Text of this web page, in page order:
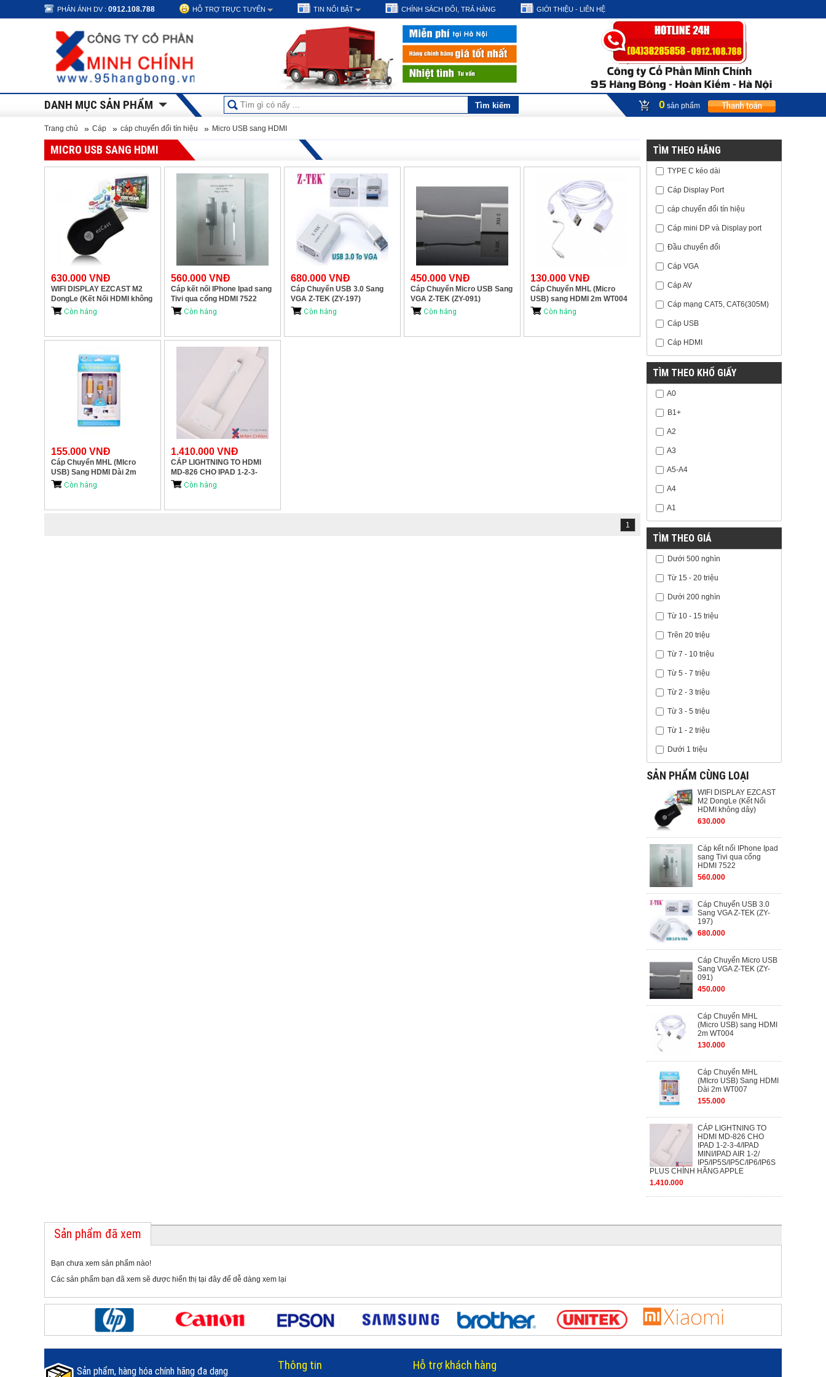
PHẢN ÁNH DV : 0912.108.788 HỖ TRỢ TRỰC TUYẾN TIN NỔI BẬT CHÍNH SÁCH ĐỔI, TRẢ HÀNG GIỚI THIỆU - LIÊN HỆ
DANH MỤC SẢN PHẨM 0 sản phẩm
Trang chủ » Cáp » cáp chuyển đổi tín hiệu » Micro USB sang HDMI
MICRO USB SANG HDMI
630.000 VNĐ
WIFI DISPLAY EZCAST M2
DongLe (Kết Nối HDMI không
dây)
560.000 VNĐ
Cáp kết nối IPhone Ipad sang
Tivi qua cổng HDMI 7522
680.000 VNĐ
Cáp Chuyển USB 3.0 Sang
VGA Z-TEK (ZY-197)
450.000 VNĐ
Cáp Chuyển Micro USB Sang
VGA Z-TEK (ZY-091)
130.000 VNĐ
Cáp Chuyển MHL (Micro
USB) sang HDMI 2m WT004
155.000 VNĐ
Cáp Chuyển MHL (MIcro
USB) Sang HDMI Dài 2m
WT007
1.410.000 VNĐ
CÁP LIGHTNING TO HDMI
MD-826 CHO IPAD 1-2-3-
4/IPAD MINI/IPAD AIR 1-2/
1
TÌM THEO HÃNG
TYPE C kéo dài
Cáp Display Port
cáp chuyển đổi tín hiệu
Cáp mini DP và Display port
Đầu chuyển đổi
Cáp VGA
Cáp AV
Cáp mạng CAT5, CAT6(305M)
Cáp USB
Cáp HDMI
TÌM THEO KHỔ GIẤY
A0
B1+
A2
A3
A5-A4
A4
A1
TÌM THEO GIÁ
Dưới 500 nghìn
Từ 15 - 20 triệu
Dưới 200 nghìn
Từ 10 - 15 triệu
Trên 20 triệu
Từ 7 - 10 triệu
Từ 5 - 7 triệu
Từ 2 - 3 triệu
Từ 3 - 5 triệu
Từ 1 - 2 triệu
Dưới 1 triệu
SẢN PHẨM CÙNG LOẠI
WIFI DISPLAY EZCAST
M2 DongLe (Kết Nối
HDMI không dây)
630.000
Cáp kết nối IPhone Ipad
sang Tivi qua cổng
HDMI 7522
560.000
Cáp Chuyển USB 3.0
Sang VGA Z-TEK (ZY-
197)
680.000
Cáp Chuyển Micro USB
Sang VGA Z-TEK (ZY-
091)
450.000
Cáp Chuyển MHL
(Micro USB) sang HDMI
2m WT004
130.000
Cáp Chuyển MHL
(MIcro USB) Sang HDMI
Dài 2m WT007
155.000
CÁP LIGHTNING TO
HDMI MD-826 CHO
IPAD 1-2-3-4/IPAD
MINI/IPAD AIR 1-2/
IP5/IP5S/IP5C/IP6/IP6S
PLUS CHÍNH HÃNG APPLE
1.410.000
Sản phẩm đã xem
Bạn chưa xem sản phẩm nào!
Các sản phẩm bạn đã xem sẽ được hiển thị tại đây để dễ dàng xem lại
Sản phẩm, hàng hóa chính hãng đa dạng Thông tin Hỗ trợ khách hàng